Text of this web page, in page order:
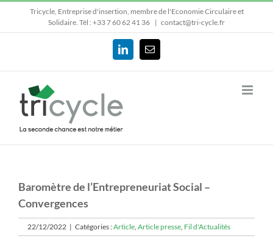
contenu
Tricycle, Entreprise d'insertion, membre de l'Economie Circulaire et
Solidaire. Tél : +33 7 60 62 41 36 | contact@tri-cycle.fr
LinkedInEmail
Baromètre de l’Entrepreneuriat Social –
Convergences
22/12/2022 | Catégories :Article, Article presse, Fil d'Actualités